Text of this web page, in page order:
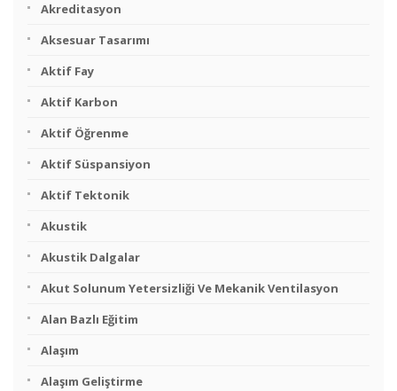
Akreditasyon
Aksesuar Tasarımı
Aktif Fay
Aktif Karbon
Aktif Öğrenme
Aktif Süspansiyon
Aktif Tektonik
Akustik
Akustik Dalgalar
Akut Solunum Yetersizliği Ve Mekanik Ventilasyon
Alan Bazlı Eğitim
Alaşım
Alaşım Geliştirme